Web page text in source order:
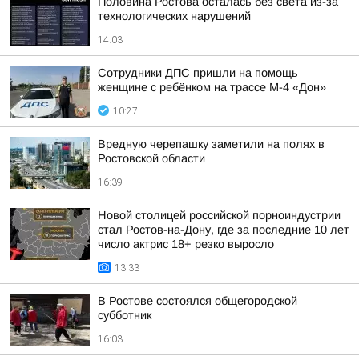
технологических нарушений
14:03
Сотрудники ДПС пришли на помощь
женщине с ребёнком на трассе М-4 «Дон»
10:27
Вредную черепашку заметили на полях в
Ростовской области
16:39
Новой столицей российской порноиндустрии
стал Ростов-на-Дону, где за последние 10 лет
число актрис 18+ резко выросло
13:33
В Ростове состоялся общегородской
субботник
16:03